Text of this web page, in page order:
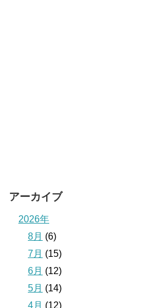
アーカイブ
2026年
8月 (6)
7月 (15)
6月 (12)
5月 (14)
4月 (12)